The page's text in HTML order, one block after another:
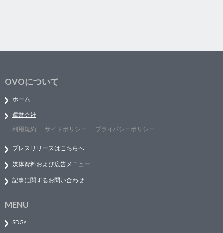
OVOについて
ホーム
運営会社
利用規約
サイトポリシー プライバシーポリシー
プレスリリースはこちらへ
媒体資料および広告メニュー
記事に関するお問い合わせ
MENU
SDGs